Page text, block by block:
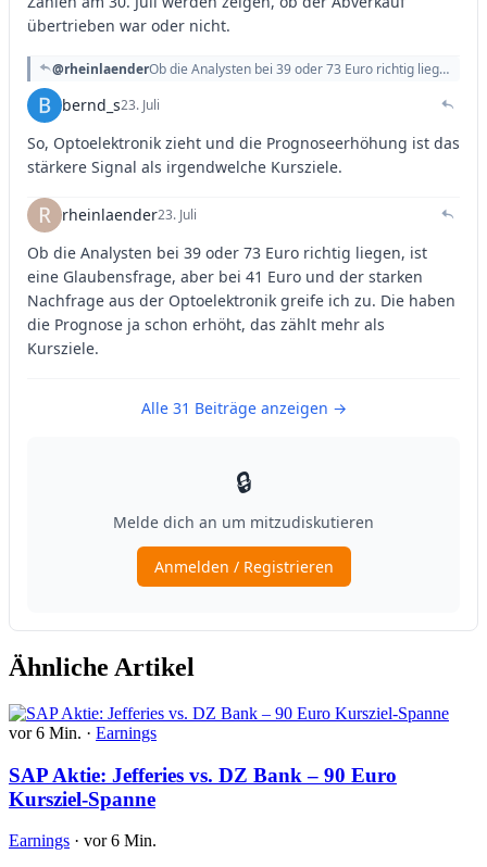
Ähnliche Artikel
vor 6 Min. · Earnings
SAP Aktie: Jefferies vs. DZ Bank – 90 Euro
Kursziel-Spanne
Earnings · vor 6 Min.